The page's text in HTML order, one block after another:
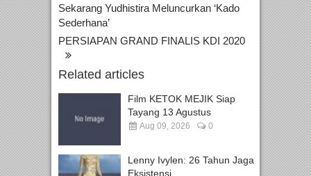
Sekarang Yudhistira Meluncurkan ‘Kado
Sederhana’
PERSIAPAN GRAND FINALIS KDI 2020
Related articles
Film KETOK MEJIK Siap
Tayang 13 Agustus
Aug 09, 2026 0
Lenny Ivylen: 26 Tahun Jaga
Eksistensi...